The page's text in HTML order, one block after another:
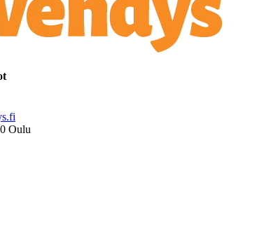
Oulu